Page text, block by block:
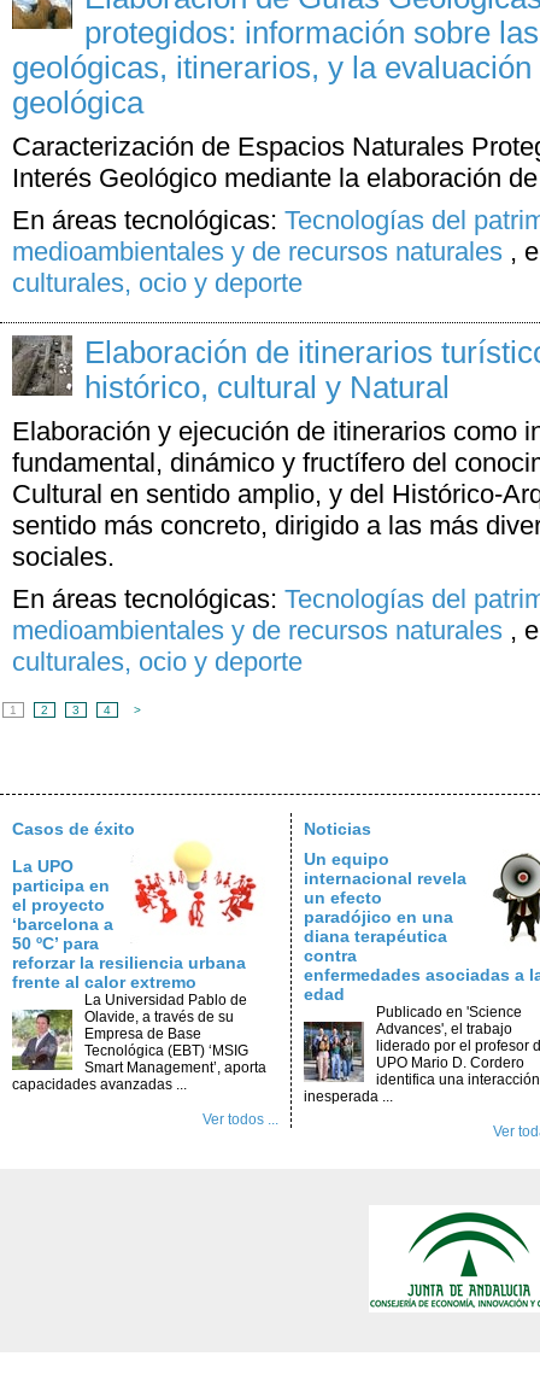
protegidos: información sobre
geológicas, itinerarios, y la
geológica
Caracterización de Espacios Naturales
Interés Geológico mediante la elaboración
En áreas tecnológicas: Tecnologías del
medioambientales y de recursos naturales ,
culturales, ocio y deporte
Elaboración de itinerarios
histórico, cultural y Natural
Elaboración y ejecución de itinerarios como
fundamental, dinámico y fructífero del
Cultural en sentido amplio, y del Histórico-
sentido más concreto, dirigido a las más
sociales.
En áreas tecnológicas: Tecnologías del
medioambientales y de recursos naturales ,
culturales, ocio y deporte
1 2 3 4 >
Casos de éxito
La UPO
participa en
el proyecto
‘barcelona a
50 ºC’ para
reforzar la resiliencia urbana
frente al calor extremo
La Universidad Pablo de
Olavide, a través de su
Empresa de Base
Tecnológica (EBT) ‘MSIG
Smart Management’, aporta
capacidades avanzadas ...
Ver todos ...
Noticias
Un equipo
internacional revela
un efecto
paradójico en una
diana terapéutica
contra
enfermedades asociadas a
edad
Publicado en 'Science
Advances', el trabajo
liderado por el profesor
UPO Mario D. Cordero
identifica una interacción
inesperada ...
Ver